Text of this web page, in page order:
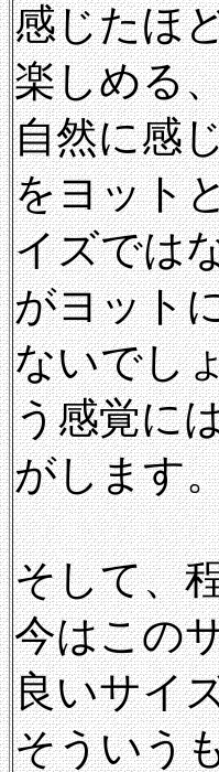
感じたほ
楽しめる
自然に感
をヨット
イズでは
がヨット
ないでし
う感覚に
がします
そして、
今はこの
良いサイ
そういう